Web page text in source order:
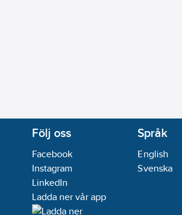
Följ oss
Facebook
Instagram
LinkedIn
Ladda ner vår app
Språk
English
Svenska